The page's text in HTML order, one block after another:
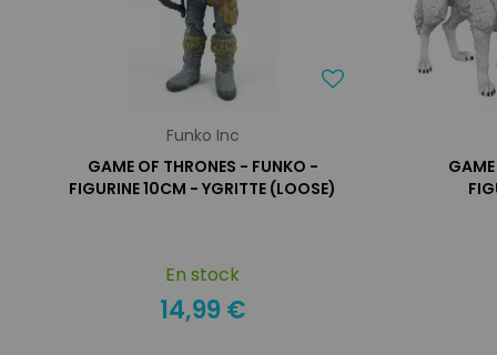
Funko Inc
GAME OF THRONES - FUNKO -
FIGURINE 10CM - YGRITTE (LOOSE)
En stock
14,99 €